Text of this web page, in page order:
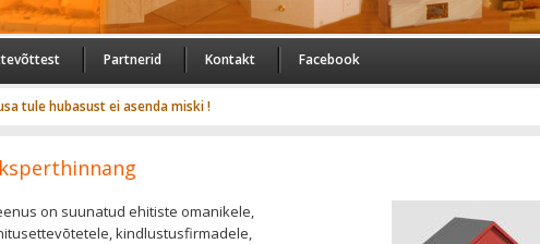
Partnerid Kontakt Facebook
tule hubasust ei asenda miski !
on suunatud ehitiste omanikele,
kindlustusfirmadele,